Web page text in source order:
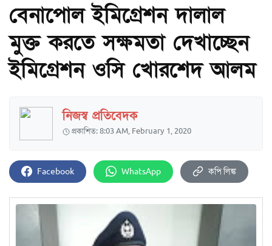
বেনাপোল ইমিগ্রেশন দালাল
মুক্ত করতে সক্ষমতা দেখাচ্ছেন
ইমিগ্রেশন ওসি খোরশেদ আলম
নিজস্ব প্রতিবেদক
প্রকাশিত: 8:03 AM, February 1, 2020
Facebook WhatsApp কপি লিঙ্ক